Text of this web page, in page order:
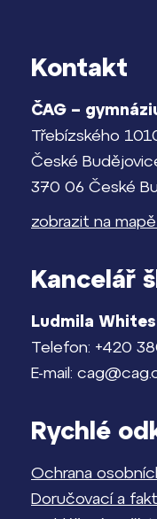
Kontakt
ČAG –
Třebízského
České
370 06 České
zobrazit na mapě
Kancelář
Ludmila
Telefon: +420
E-mail:
Rychlé
Ochrana
Doručovací a